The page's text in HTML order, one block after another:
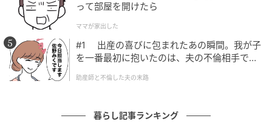
次の記事
コレ考えた人、天才ーーーッ♡【3COINS】の
新作で整う！「冷蔵庫収納」
の記事をもっとみる
って部屋を開けたら
ママが家出した
#1 出産の喜びに包まれたあの瞬間。我が子
を一番最初に抱いたのは、夫の不倫相手でし
助産師と不倫した夫の末路
暮らし記事ランキング